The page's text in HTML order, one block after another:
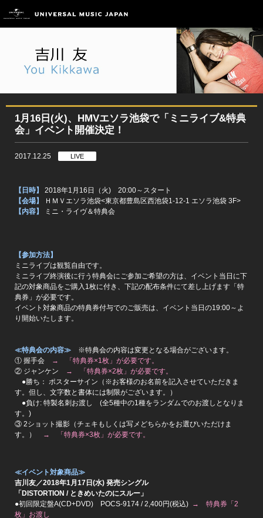
1月16日(火)、HMVエソラ池袋で「ミニライブ&特典
会」イベント開催決定！
2017.12.25 LIVE
【日時】 2018年1月16日（火) 20:00～スタート
【会場】
ＨＭＶエソラ池袋<東京都豊島区西池袋1-12-1 エソラ池袋 3F>
【内容】
ミニ・ライヴ＆特典会
【参加方法】
ミニライブは観覧自由です。
ミニライブ終演後に行う特典会にご参加ご希望の方は、イベント当日に下
記の対象商品をご購入1枚に付き、下記の配布条件にて差し上げます「特
典券」が必要です。
イベント対象商品の特典券付与でのご販売は、イベント当日の19:00～よ
り開始いたします。
≪特典会の内容≫ ※特典会の内容は変更となる場合がございます。
① 握手会 → 「特典券×1枚」が必要です。
② ジャンケン
→ 「特典券×2枚」が必要です。
●勝ち： ポスターサイン（※お客様のお名前を記入させていただきま
す。但し、文字数と書体には制限がございます。）
●負け: 特製名刺お渡し (全5種中の1種をランダムでのお渡しとなりま
す。)
③ 2ショット撮影（チェキもしくは写メどちらかをお選びいただけま
す。）
→ 「特典券×3枚」が必要です。
≪イベント対象商品≫
吉川友／2018年1月17日(水) 発売シングル
「DISTORTION / ときめいたのにスルー」
●初回限定盤A(CD+DVD) POCS-9174 / 2,400円(税込) → 特典券「2
枚」お渡し